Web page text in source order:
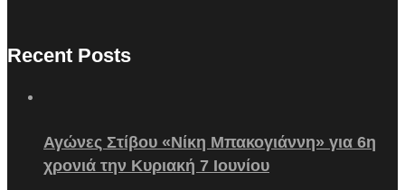
Recent Posts
Αγώνες Στίβου «Νίκη Μπακογιάννη» για 6η
χρονιά την Κυριακή 7 Ιουνίου